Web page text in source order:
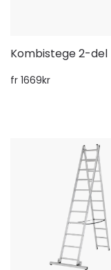
Kombistege 2-del
fr 1669kr